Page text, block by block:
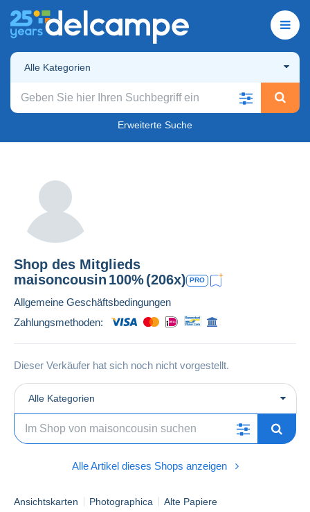
Alle Kategorien
Erweiterte Suche
Shop des Mitglieds
maisoncousin 100%(206x) PRO
Allgemeine Geschäftsbedingungen
Zahlungsmethoden:
Dieser Verkäufer hat sich noch nicht vorgestellt.
Alle Kategorien
Alle Artikel dieses Shops anzeigen
Ansichtskarten Photographica Alte Papiere